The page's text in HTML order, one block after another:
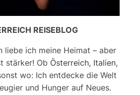
REISEBLOG
liebe ich meine Heimat – aber
stärker! Ob Österreich, Italien,
wo: Ich entdecke die Welt
und Hunger auf Neues.